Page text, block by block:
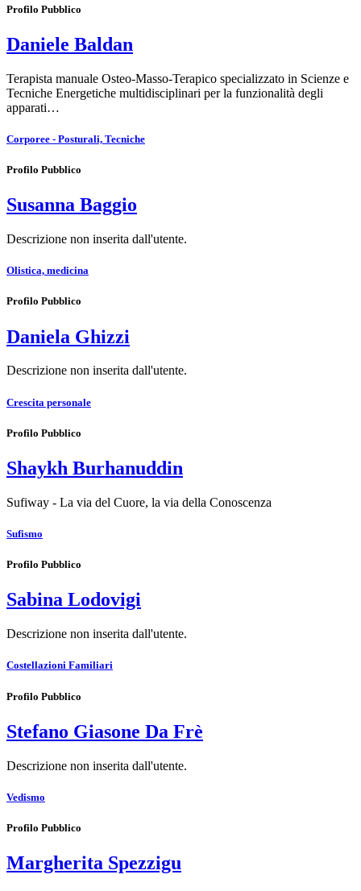
Profilo Pubblico
Daniele Baldan
Terapista manuale Osteo-Masso-Terapico specializzato in Scienze e
Tecniche Energetiche multidisciplinari per la funzionalità degli
apparati…
Corporee - Posturali, Tecniche
Profilo Pubblico
Susanna Baggio
Descrizione non inserita dall'utente.
Olistica, medicina
Profilo Pubblico
Daniela Ghizzi
Descrizione non inserita dall'utente.
Crescita personale
Profilo Pubblico
Shaykh Burhanuddin
Sufiway - La via del Cuore, la via della Conoscenza
Sufismo
Profilo Pubblico
Sabina Lodovigi
Descrizione non inserita dall'utente.
Costellazioni Familiari
Profilo Pubblico
Stefano Giasone Da Frè
Descrizione non inserita dall'utente.
Vedismo
Profilo Pubblico
Margherita Spezzigu